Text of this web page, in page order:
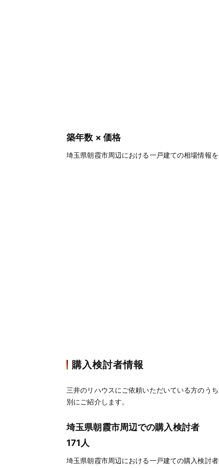
築年数 × 価格
埼玉県朝霞市周辺における一戸建ての相場情報
購入検討者情報
三井のリハウスにご依頼いただいている方のう
別にご紹介します。
埼玉県朝霞市周辺での購入検討者
171人
埼玉県朝霞市周辺における一戸建ての購入検討